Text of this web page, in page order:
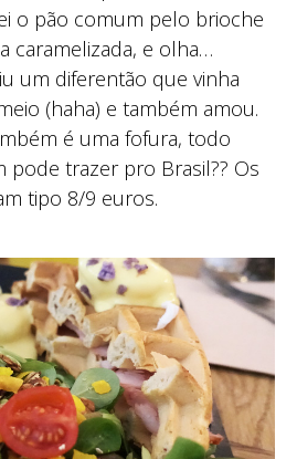
o pão comum pelo brioche
caramelizada, e olha…
um diferentão que vinha
(haha) e também amou.
é uma fofura, todo
pode trazer pro Brasil?? Os
tipo 8/9 euros.